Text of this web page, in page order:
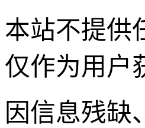
本站不提供
仅作为用户
因信息残缺